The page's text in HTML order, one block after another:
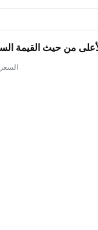
من حيث القيمة
السعر